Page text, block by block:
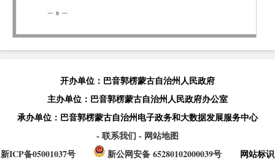
开办单位：巴音郭楞蒙古自治州人民政府
主办单位：巴音郭楞蒙古自治州人民政府办公室
承办单位：巴音郭楞蒙古自治州电子政务和大数据发展服务中心
- 联系我们- 网站地图
新ICP备05001037号
新公网安备 65280102000039号 网站标识